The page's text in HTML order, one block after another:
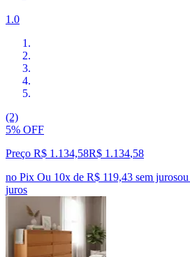
1.0
(2)
5% OFF
Preço R$ 1.134,58R$ 1.134,58
no Pix Ou 10x de R$ 119,43 sem jurosou
juros